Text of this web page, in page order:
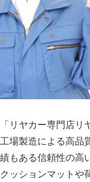
「リヤカー専門店
工場製造による高品
績もある信頼性の高
クッションマットや